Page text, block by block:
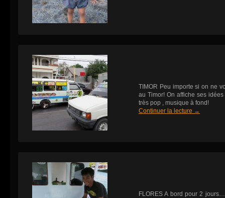
TIMOR Peu importe si on ne
au Timor! On affiche ses
très pop , musique à fond!
Continuer la lecture →
FLORES A bord pour 2